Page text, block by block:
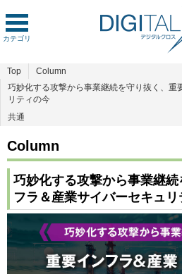
カテゴリ
Top
Column
巧妙化する攻撃から事業継続を守り抜く、重
リティの今
共通
Column
巧妙化する攻撃から事業継
フラ＆産業サイバーセキュ